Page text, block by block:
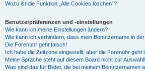
Wozu ist die Funktion „Alle Cookies löschen“?
Benutzerpräferenzen und -einstellungen
Wie kann ich meine Einstellungen ändern?
Wie kann ich verhindern, dass mein Benutzername in
Die Forenuhr geht falsch!
Ich habe die Zeitzone eingestellt, aber die Forenuhr geht
Meine Sprache steht auf diesem Board nicht zur Auswahl!
Was sind das für Bilder, die bei meinem Benutzernamen